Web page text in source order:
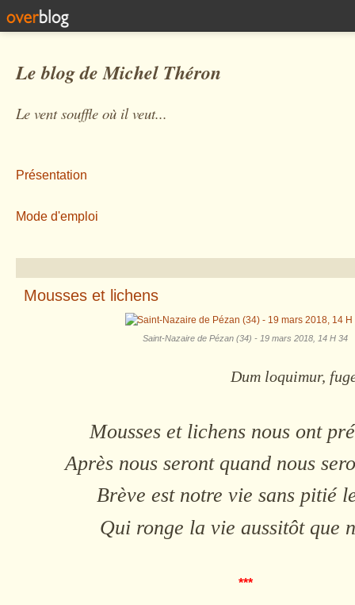
Le blog de Michel Théron
Le vent souffle où il veut...
Présentation
Mode d'emploi
Mousses et lichens
Saint-Nazaire de Pézan (34) - 19 mars 2018, 14 H 34
Dum loquimur,
Mousses et lichens nous ont
Après nous seront quand nous
Brève est notre vie sans pitié
Qui ronge la vie aussitôt que
***